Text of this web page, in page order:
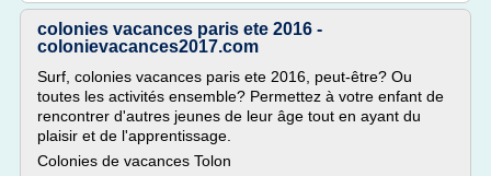
colonies vacances paris ete 2016 -
colonievacances2017.com
Surf, colonies vacances paris ete 2016, peut-être? Ou
toutes les activités ensemble? Permettez à votre enfant de
rencontrer d'autres jeunes de leur âge tout en ayant du
plaisir et de l'apprentissage.
Colonies de vacances Tolon